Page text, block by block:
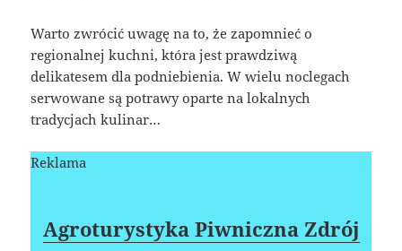
Warto zwrócić uwagę na to, że zapomnieć o
regionalnej kuchni, która jest prawdziwą
delikatesem dla podniebienia. W wielu noclegach
serwowane są potrawy oparte na lokalnych
tradycjach kulinar…
Reklama
Agroturystyka Piwniczna Zdrój